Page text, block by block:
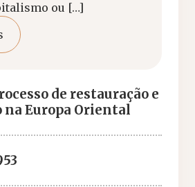
ou […]
de restauração e
na Europa Oriental